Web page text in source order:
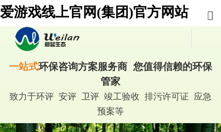
爱游戏线上官网(集团)官方网站
一站式环保咨询方案服务商 您值得信赖的环保
管家
致力于环评 安评 卫评 竣工验收 排污许可证 应急
预案等